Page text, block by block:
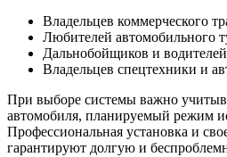
Владельцев коммерческого
Любителей автомобильного
Дальнобойщиков и
Владельцев спецтехники и
При выборе системы важно
автомобиля, планируемый режим
Профессиональная установка и
гарантируют долгую и